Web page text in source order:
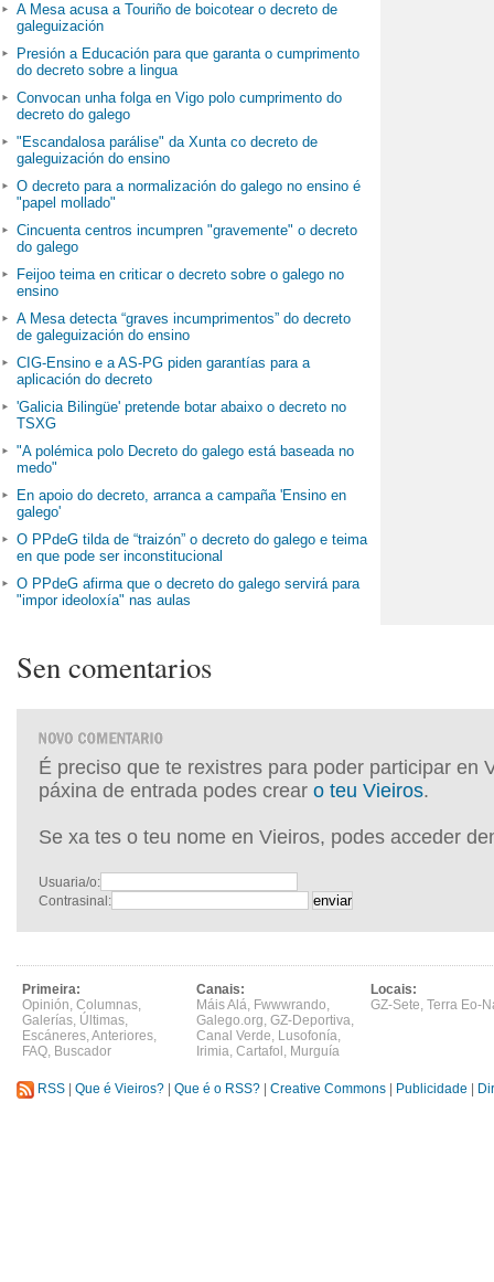
A Mesa acusa a Touriño de boicotear o decreto de
galeguización
Presión a Educación para que garanta o cumprimento
do decreto sobre a lingua
Convocan unha folga en Vigo polo cumprimento do
decreto do galego
"Escandalosa parálise" da Xunta co decreto de
galeguización do ensino
O decreto para a normalización do galego no ensino é
"papel mollado"
Cincuenta centros incumpren "gravemente" o decreto
do galego
Feijoo teima en criticar o decreto sobre o galego no
ensino
A Mesa detecta “graves incumprimentos” do decreto
de galeguización do ensino
CIG-Ensino e a AS-PG piden garantías para a
aplicación do decreto
'Galicia Bilingüe' pretende botar abaixo o decreto no
TSXG
"A polémica polo Decreto do galego está baseada no
medo"
En apoio do decreto, arranca a campaña 'Ensino en
galego'
O PPdeG tilda de “traizón” o decreto do galego e teima
en que pode ser inconstitucional
O PPdeG afirma que o decreto do galego servirá para
"impor ideoloxía" nas aulas
Sen comentarios
É preciso que te rexistres para poder participar en
páxina de entrada podes crear o teu Vieiros.
Se xa tes o teu nome en Vieiros, podes acceder
Usuaria/o:
Contrasinal:
Primeira:
Opinión, Columnas,
Galerías, Últimas,
Escáneres,Anteriores,
FAQ, Buscador
Canais:
Máis Alá, Fwwwrando,
Galego.org, GZ-Deportiva,
Canal Verde, Lusofonía,
Irimia, Cartafol , Murguía
Locais:
GZ-Sete, Terra Eo-
RSS Que é Vieiros? Que é o RSS? Creative Commons Publicidade